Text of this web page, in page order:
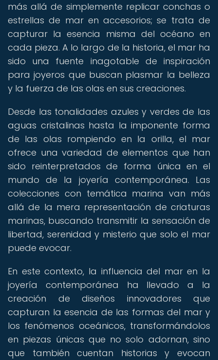
más allá de simplemente replicar conchas o
estrellas de mar en accesorios; se trata de
capturar la esencia misma del océano en
cada pieza. A lo largo de la historia, el mar ha
sido una fuente inagotable de inspiración
para joyeros que buscan plasmar la belleza
y la fuerza de las olas en sus creaciones.
Desde las tonalidades azules y verdes de las
aguas cristalinas hasta la imponente forma
de las olas rompiendo en la orilla, el mar
ofrece una variedad de elementos que han
sido reinterpretados de forma única en el
mundo de la joyería contemporánea. Las
colecciones con temática marina van más
allá de la mera representación de criaturas
marinas, buscando transmitir la sensación de
libertad, serenidad y misterio que solo el mar
puede evocar.
En este contexto, la influencia del mar en la
joyería contemporánea ha llevado a la
creación de diseños innovadores que
capturan la esencia de las formas del mar y
los fenómenos oceánicos, transformándolos
en piezas únicas que no solo adornan, sino
que también cuentan historias y evocan